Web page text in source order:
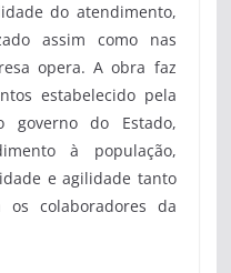
do atendimento,
assim como nas
opera. A obra faz
estabelecido pela
governo do Estado,
à população,
e agilidade tanto
colaboradores da